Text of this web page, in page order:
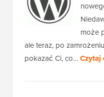
może
ale teraz, po
pokazać Ci, co…Czytaj